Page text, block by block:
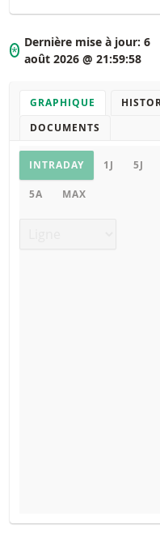
*
Dernière mise à jour:6
août 2026 @ 21:59:58
GRAPHIQUE
DOCUMENTS
Graphique
INTRADAY 1J 5J
5A MAX
TYPE DE
FINAL TERMS